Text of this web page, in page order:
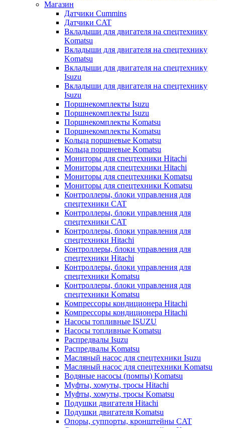
Магазин
Датчики Cummins
Датчики CAT
Вкладыши для двигателя на спецтехнику
Komatsu
Вкладыши для двигателя на спецтехнику
Komatsu
Вкладыши для двигателя на спецтехнику
Isuzu
Вкладыши для двигателя на спецтехнику
Isuzu
Поршнекомплекты Isuzu
Поршнекомплекты Isuzu
Поршнекомплекты Komatsu
Поршнекомплекты Komatsu
Кольца поршневые Komatsu
Кольца поршневые Komatsu
Мониторы для спецтехники Hitachi
Мониторы для спецтехники Hitachi
Мониторы для спецтехники Komatsu
Мониторы для спецтехники Komatsu
Контроллеры, блоки управления для
спецтехники CAT
Контроллеры, блоки управления для
спецтехники CAT
Контроллеры, блоки управления для
спецтехники Hitachi
Контроллеры, блоки управления для
спецтехники Hitachi
Контроллеры, блоки управления для
спецтехники Komatsu
Контроллеры, блоки управления для
спецтехники Komatsu
Компрессоры кондиционера Hitachi
Компрессоры кондиционера Hitachi
Насосы топливные ISUZU
Насосы топливные Komatsu
Распредвалы Isuzu
Распредвалы Komatsu
Масляный насос для спецтехники Isuzu
Масляный насос для спецтехники Komatsu
Водяные насосы (помпы) Komatsu
Муфты, хомуты, тросы Hitachi
Муфты, хомуты, тросы Komatsu
Подушки двигателя Hitachi
Подушки двигателя Komatsu
Опоры, суппорты, кронштейны CAT